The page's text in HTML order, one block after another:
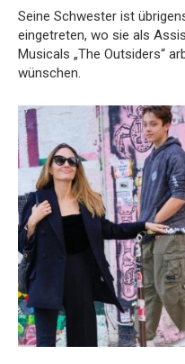
Seine Schwester ist
eingetreten, wo sie als
Musicals „The Outsiders“
wünschen.